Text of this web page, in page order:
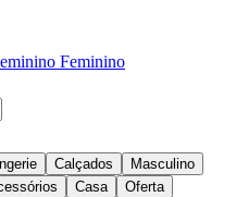
Feminino
Calçados
Masculino
Casa Oferta